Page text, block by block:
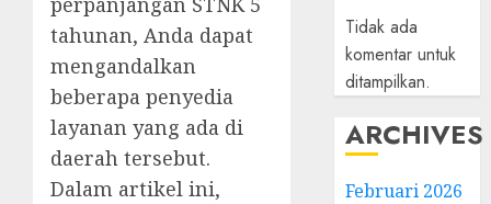
tahunan, Anda dapat
mengandalkan
beberapa penyedia
layanan yang ada di
daerah tersebut.
Dalam artikel ini,
Tidak ada
komentar untuk
ditampilkan.
ARCHIVES
Februari 2026